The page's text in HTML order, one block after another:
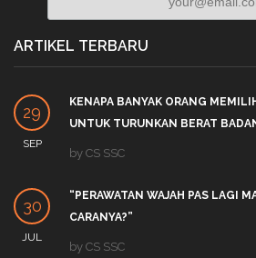
ARTIKEL TERBARU
29
SEP
KENAPA BANYAK ORANG
UNTUK TURUNKAN BERAT
by CS SSC
30
JUL
“PERAWATAN WAJAH PAS LAGI
CARANYA?”
by CS SSC